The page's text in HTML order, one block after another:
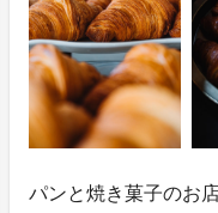
パンと焼き菓子のお